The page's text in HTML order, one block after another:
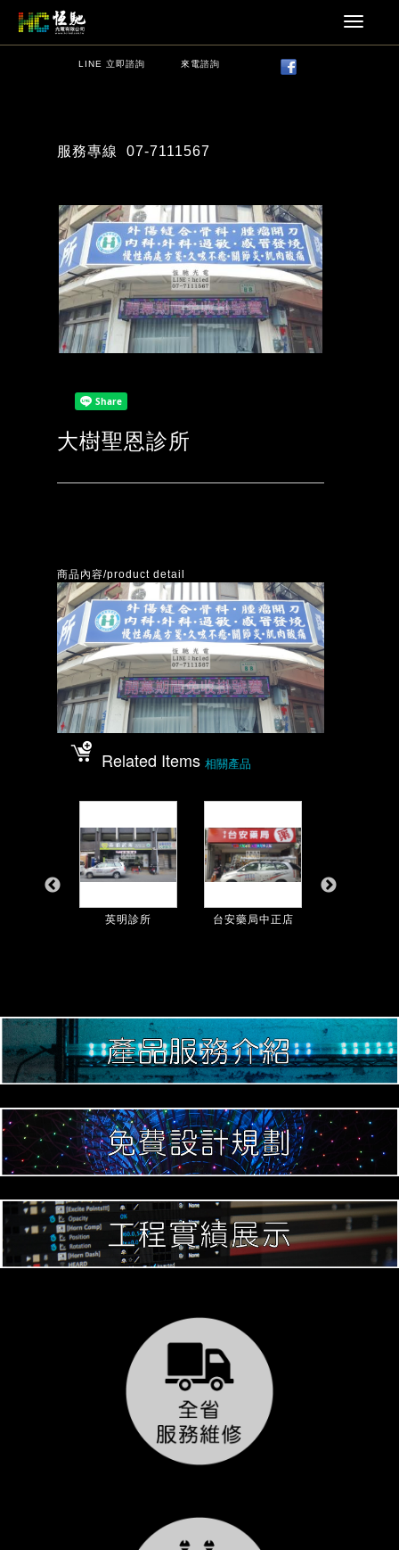
LINE 立即諮詢 來電諮詢
服務專線 07-7111567
大樹聖恩診所
商品內容/product detail
Related Items 相關產品
英明診所 台安藥局中正店